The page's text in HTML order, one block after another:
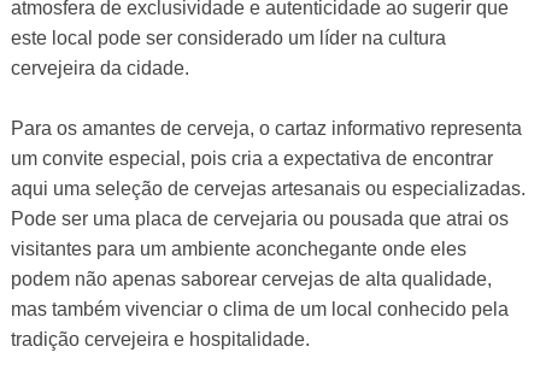
atmosfera de exclusividade e autenticidade ao sugerir que
este local pode ser considerado um líder na cultura
cervejeira da cidade.
Para os amantes de cerveja, o cartaz informativo representa
um convite especial, pois cria a expectativa de encontrar
aqui uma seleção de cervejas artesanais ou especializadas.
Pode ser uma placa de cervejaria ou pousada que atrai os
visitantes para um ambiente aconchegante onde eles
podem não apenas saborear cervejas de alta qualidade,
mas também vivenciar o clima de um local conhecido pela
tradição cervejeira e hospitalidade.